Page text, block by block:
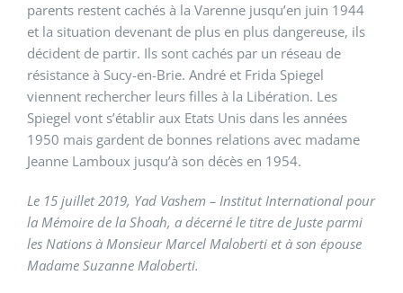
parents restent cachés à la Varenne jusqu’en juin 1944
et la situation devenant de plus en plus dangereuse, ils
décident de partir. Ils sont cachés par un réseau de
résistance à Sucy-en-Brie. André et Frida Spiegel
viennent rechercher leurs filles à la Libération. Les
Spiegel vont s’établir aux Etats Unis dans les années
1950 mais gardent de bonnes relations avec madame
Jeanne Lamboux jusqu’à son décès en 1954.
Le 15 juillet 2019, Yad Vashem – Institut International pour
la Mémoire de la Shoah, a décerné le titre de Juste parmi
les Nations à Monsieur Marcel Maloberti et à son épouse
Madame Suzanne Maloberti.